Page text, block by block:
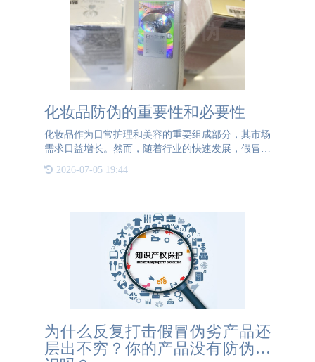
化妆品防伪的重要性和必要性
化妆品作为日常护理和美容的重要组成部分，其市场
需求日益增长。然而，随着行业的快速发展，假冒伪
患。因此，化妆品的防伪工作显得尤为重要和必要。
2026-07-05 19:44
为什么反复打击假冒伪劣产品还
层出不穷？你的产品没有防伪标